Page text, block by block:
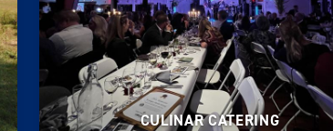
CULINAR CATERING